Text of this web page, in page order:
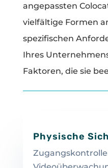
angepassten
vielfältige Formen
spezifischen
Ihres
Faktoren, die sie
Physische